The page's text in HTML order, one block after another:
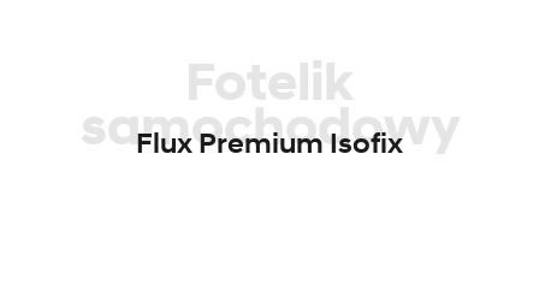
Fotelik
samochodowy
Flux Premium Isofix